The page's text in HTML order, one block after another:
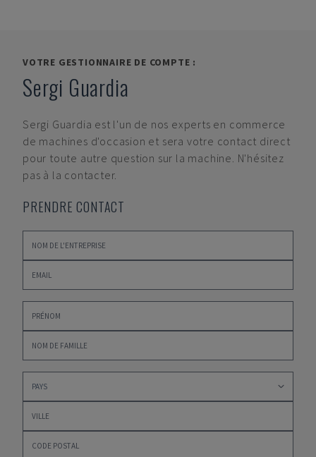
VOTRE GESTIONNAIRE DE COMPTE :
Sergi Guardia
Sergi Guardia est l'un de nos experts en commerce
de machines d'occasion et sera votre contact direct
pour toute autre question sur la machine. N'hésitez
pas à la contacter.
PRENDRE CONTACT